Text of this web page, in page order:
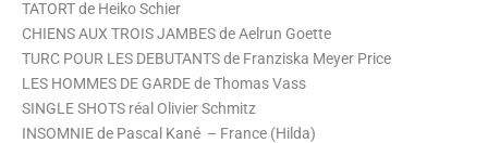
TATORT de Heiko Schier
CHIENS AUX TROIS JAMBES de Aelrun Goette
TURC POUR LES DEBUTANTS de Franziska Meyer Price
LES HOMMES DE GARDE de Thomas Vass
SINGLE SHOTS réal Olivier Schmitz
INSOMNIE de Pascal Kané – France (Hilda)